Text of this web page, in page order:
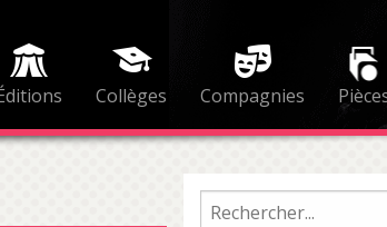
Collèges Compagnies
Rechercher :